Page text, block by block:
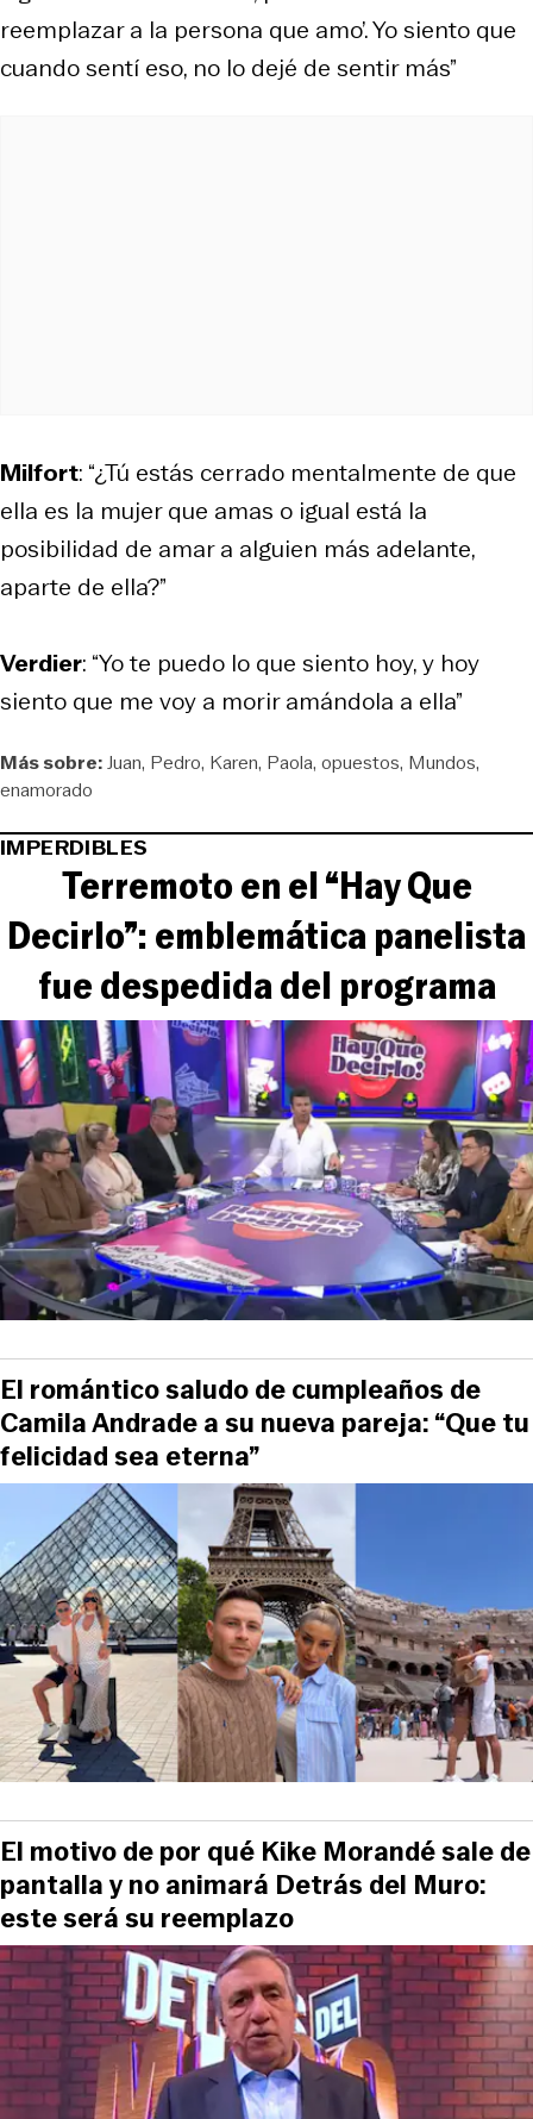
reemplazar a la persona que amo’. Yo siento que
cuando sentí eso, no lo dejé de sentir más”
Milfort: “¿Tú estás cerrado mentalmente de que
ella es la mujer que amas o igual está la
posibilidad de amar a alguien más adelante,
aparte de ella?”
Verdier: “Yo te puedo lo que siento hoy, y hoy
siento que me voy a morir amándola a ella”
Más sobre:Juan Pedro Karen Paola opuestos Mundos
enamorado
IMPERDIBLES
Terremoto en el “Hay Que
Decirlo”: emblemática panelista
fue despedida del programa
El romántico saludo de cumpleaños de
Camila Andrade a su nueva pareja: “Que tu
felicidad sea eterna”
El motivo de por qué Kike Morandé sale de
pantalla y no animará Detrás del Muro:
este será su reemplazo